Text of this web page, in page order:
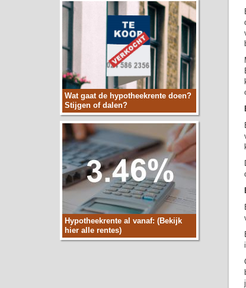
Wat gaat de hypotheekrente doen?
Stijgen of dalen?
Hypotheekrente al vanaf: (Bekijk
hier alle rentes)